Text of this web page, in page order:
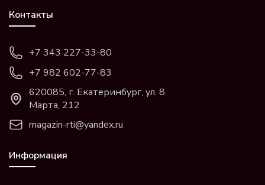
Контакты
+7 343 227-33-80
+7 982 602-77-83
620085, г. Екатеринбург, ул. 8
Марта, 212
magazin-rti@yandex.ru
Информация